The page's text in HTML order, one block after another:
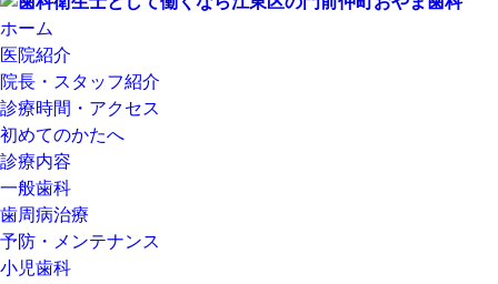
ホーム
医院紹介
院長・スタッフ紹介
診療時間・アクセス
初めてのかたへ
診療内容
一般歯科
歯周病治療
予防・メンテナンス
小児歯科